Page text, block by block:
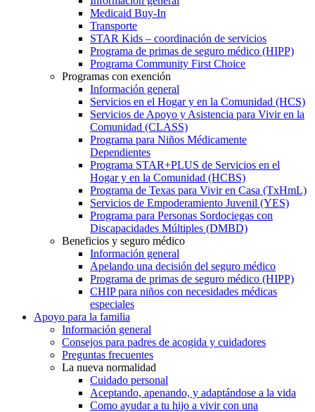
Medicaid Buy-In
Transporte
STAR Kids – coordinación de servicios
Programa de primas de seguro médico (HIPP)
Programa Community First Choice
Programas con exención
Información general
Servicios en el Hogar y en la Comunidad (HCS)
Servicios de Apoyo y Asistencia para Vivir en la
Comunidad (CLASS)
Programa para Niños Médicamente
Dependientes
Programa STAR+PLUS de Servicios en el
Hogar y en la Comunidad (HCBS)
Programa de Texas para Vivir en Casa (TxHmL)
Servicios de Empoderamiento Juvenil (YES)
Programa para Personas Sordociegas con
Discapacidades Múltiples (DMBD)
Beneficios y seguro médico
Información general
Apelando una decisión del seguro médico
Programa de primas de seguro médico (HIPP)
CHIP para niños con necesidades médicas
especiales
Apoyo para la familia
Información general
Consejos para padres de acogida y cuidadores
Preguntas frecuentes
La nueva normalidad
Cuidado personal
Aceptando, apenando, y adaptándose a la vida
Como ayudar a tu hijo a vivir con una